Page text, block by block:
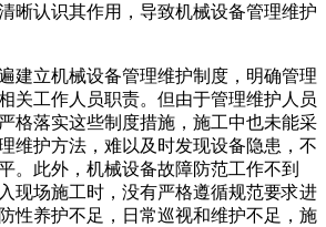
晰认识其作用，导致机械设备管理维护
建立机械设备管理维护制度，明确管理
关工作人员职责。但由于管理维护人员
格落实这些制度措施，施工中也未能采
维护方法，难以及时发现设备隐患，不
。此外，机械设备故障防范工作不到
现场施工时，没有严格遵循规范要求进
性养护不足，日常巡视和维护不足，施